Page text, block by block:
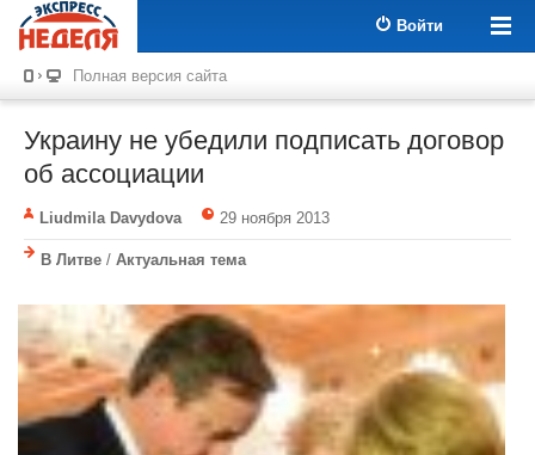
Войти
Полная версия сайта
Украину не убедили подписать договор
об ассоциации
Liudmila Davydova 29 ноября 2013
В Литве / Актуальная тема